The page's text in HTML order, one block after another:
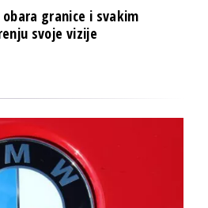
granice i svakim
svoje vizije